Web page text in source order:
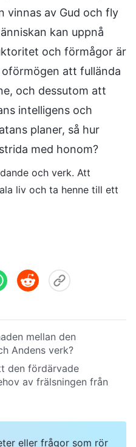
vinnas av Gud och fly
kan uppnå
och förmågor är
att fullända
och dessutom att
intelligens och
planer, så hur
med honom?
och verk. Att
liv och ta henne till ett
mellan den
Andens verk?
den fördärvade
av frälsningen från
eller frågor som rör